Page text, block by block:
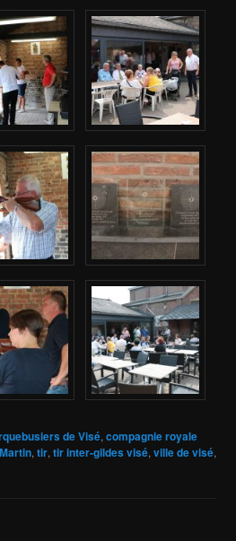
de Visé, compagnie royale
, tir, tir inter-gildes visé, ville de visé,